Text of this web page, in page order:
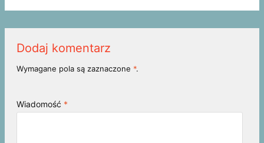
Dodaj komentarz
Wymagane pola są zaznaczone *.
Wiadomość *